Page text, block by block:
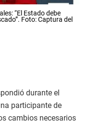
“El Estado debe
Foto: Captura del
durante el
participante de
cambios necesarios